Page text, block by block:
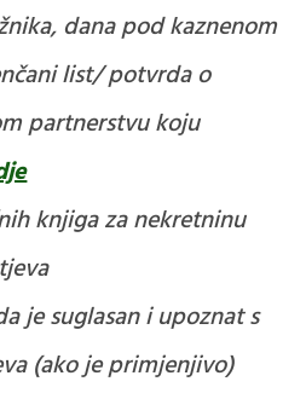
dana pod kaznenom
list/ potvrda o
partnerstvukoju
knjiga za nekretninu
je suglasan i upoznat s
(ako je primjenjivo)